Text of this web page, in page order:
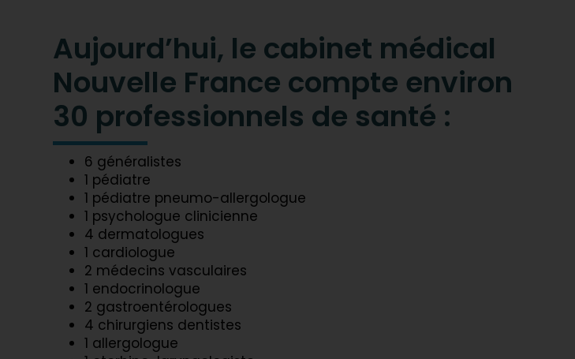
Aujourd’hui, le cabinet médical
Nouvelle France compte environ
30 professionnels de santé :
6 généralistes
1 pédiatre
1 pédiatre pneumo-allergologue
1 psychologue clinicienne
4 dermatologues
1 cardiologue
2 médecins vasculaires
1 endocrinologue
2 gastroentérologues
4 chirurgiens dentistes
1 allergologue